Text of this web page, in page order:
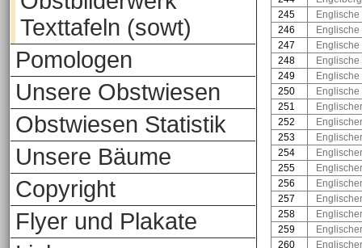
Texttafeln (sowt)
Pomologen
Unsere Obstwiesen
Obstwiesen Statistik
Unsere Bäume
Copyright
Flyer und Plakate
245
246
247
248
249
250
251
252
253
254
255
256
257
258
259
260